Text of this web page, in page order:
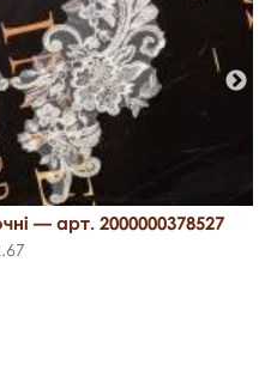
— арт. 2000000378527